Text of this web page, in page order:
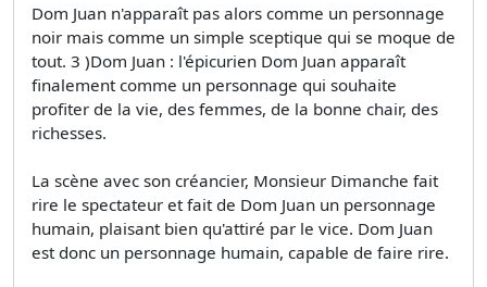
Dom Juan n'apparaît pas alors comme un personnage
noir mais comme un simple sceptique qui se moque de
tout. 3 )Dom Juan : l'épicurien Dom Juan apparaît
finalement comme un personnage qui souhaite
profiter de la vie, des femmes, de la bonne chair, des
richesses.
La scène avec son créancier, Monsieur Dimanche fait
rire le spectateur et fait de Dom Juan un personnage
humain, plaisant bien qu'attiré par le vice. Dom Juan
est donc un personnage humain, capable de faire rire.